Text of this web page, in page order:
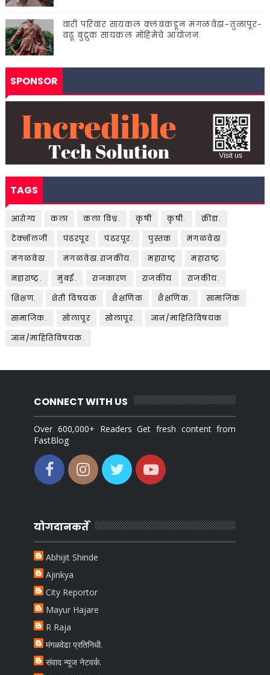
वारी परिवार सायकल क्लबकडून मंगळवेढा-तुळापूर-
वढू बुद्रुक सायकल मोहिमेचे आयोजन.
SPONSOR
TAGS
आरोग्य कला कला विश्व. कृषी कृषी.
क्रीडा.
टेक्नॉलजी
पंढरपूर पंढरपूर. पुस्तक
मंगळवेढा
मंगळवेढा.
मंगळवेढा.राजकीय. महाराष्ट्
महाराष्ट्र
महाराष्ट्र.
मुंबई. राजकारण राजकीय
राजकीय.
शिक्षण.
शेती विषयक शैक्षणिक शैक्षणिक.
सामाजिक
सामाजिक.
सोलापूर सोलापूर.
ज्ञान/माहितिविषयक
ज्ञान/माहितिविषयक.
CONNECT WITH US
Over 600,000+ Readers Get fresh content from
FastBlog
योगदानकर्ते
Abhijit Shinde
Ajinkya
City Reportor
Mayur Hajare
R Raja
मंगळवेढा प्रतिनिधी.
संवाद न्यूज नेटवर्क.